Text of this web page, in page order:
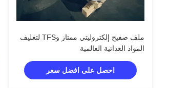
ملف صفيح إلكتروليتي ممتاز وTFS لتغليف
المواد الغذائية العالمية
احصل على افضل سعر